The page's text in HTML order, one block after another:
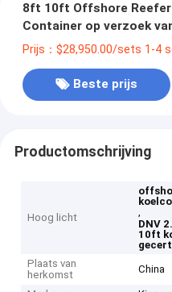
8ft 10ft Offshore
Container op verzoek
Certificaat inbegrepen
Prijs：$28,950.00/sets 1-4
Beste prijs
Productomschrijving
Hoog licht
,
DNV
10ft
Plaats van
herkomst
China